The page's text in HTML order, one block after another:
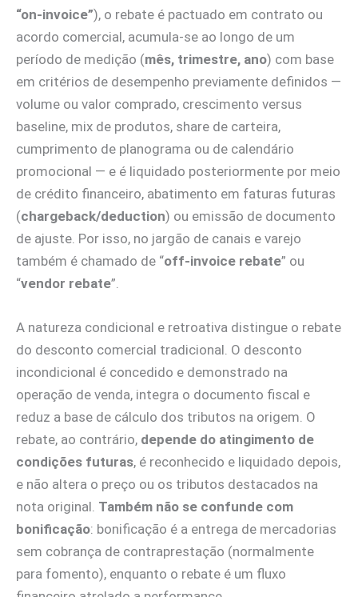
“on‑invoice”), o rebate é pactuado em contrato ou
acordo comercial, acumula‑se ao longo de um
período de medição (mês, trimestre, ano) com base
em critérios de desempenho previamente definidos —
volume ou valor comprado, crescimento versus
baseline, mix de produtos, share de carteira,
cumprimento de planograma ou de calendário
promocional — e é liquidado posteriormente por meio
de crédito financeiro, abatimento em faturas futuras
(chargeback/deduction) ou emissão de documento
de ajuste. Por isso, no jargão de canais e varejo
também é chamado de “off‑invoice rebate” ou
“vendor rebate”.
A natureza condicional e retroativa distingue o rebate
do desconto comercial tradicional. O desconto
incondicional é concedido e demonstrado na
operação de venda, integra o documento fiscal e
reduz a base de cálculo dos tributos na origem. O
rebate, ao contrário, depende do atingimento de
condições futuras, é reconhecido e liquidado depois,
e não altera o preço ou os tributos destacados na
nota original. Também não se confunde com
bonificação: bonificação é a entrega de mercadorias
sem cobrança de contraprestação (normalmente
para fomento), enquanto o rebate é um fluxo